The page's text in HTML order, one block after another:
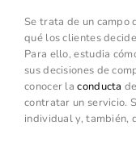
Se trata de un campo
qué los clientes
Para ello, estudia
sus decisiones de
conocer laconducta
contratar un servicio.
individual y, también,